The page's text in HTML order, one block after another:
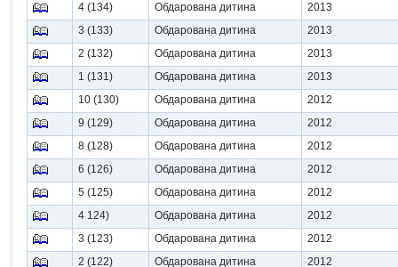
4 (134)
Обдарована дитина
2013
3 (133)
Обдарована дитина
2013
2 (132)
Обдарована дитина
2013
1 (131)
Обдарована дитина
2013
10 (130)
Обдарована дитина
2012
9 (129)
Обдарована дитина
2012
8 (128)
Обдарована дитина
2012
6 (126)
Обдарована дитина
2012
5 (125)
Обдарована дитина
2012
4 124)
Обдарована дитина
2012
3 (123)
Обдарована дитина
2012
2 (122)
Обдарована дитина
2012